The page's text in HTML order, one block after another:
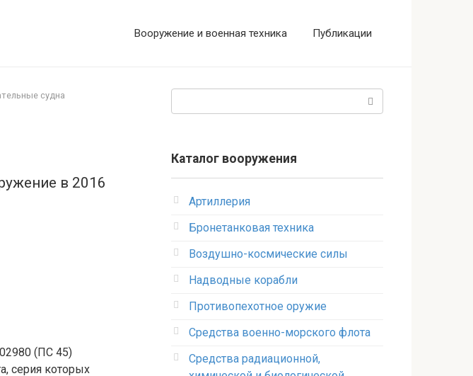
Вооружение и военная техника Публикации
судна
в 2016
(ПС 45)
серия которых
Каталог вооружения
Артиллерия
Бронетанковая техника
Воздушно-космические силы
Надводные корабли
Противопехотное оружие
Средства военно-морского флота
Средства радиационной,